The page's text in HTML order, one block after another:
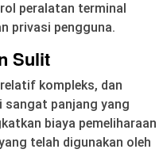
peralatan terminal
privasi pengguna.
Sulit
kompleks, dan
sangat panjang yang
biaya pemeliharaan
telah digunakan oleh